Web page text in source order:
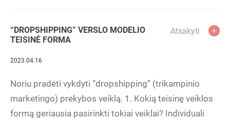
“DROPSHIPPING” VERSLO MODELIO
TEISINĖ FORMA
Atsakyti
2023.04.16
Noriu pradėti vykdyti “dropshipping” (trikampinio
marketingo) prekybos veiklą. 1. Kokią teisinę veiklos
formą geriausia pasirinkti tokiai veiklai? Individuali